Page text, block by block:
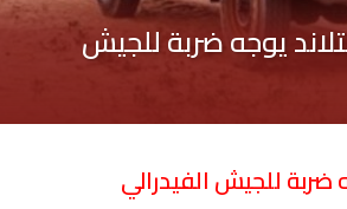
ضربة للجيش الفيدرالي